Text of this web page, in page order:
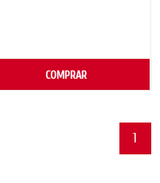
COMPRAR
1